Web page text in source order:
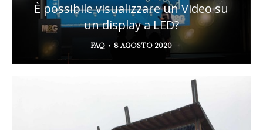
È possibile visualizzare un Video su
un display a LED?
FAQ 8 AGOSTO 2020